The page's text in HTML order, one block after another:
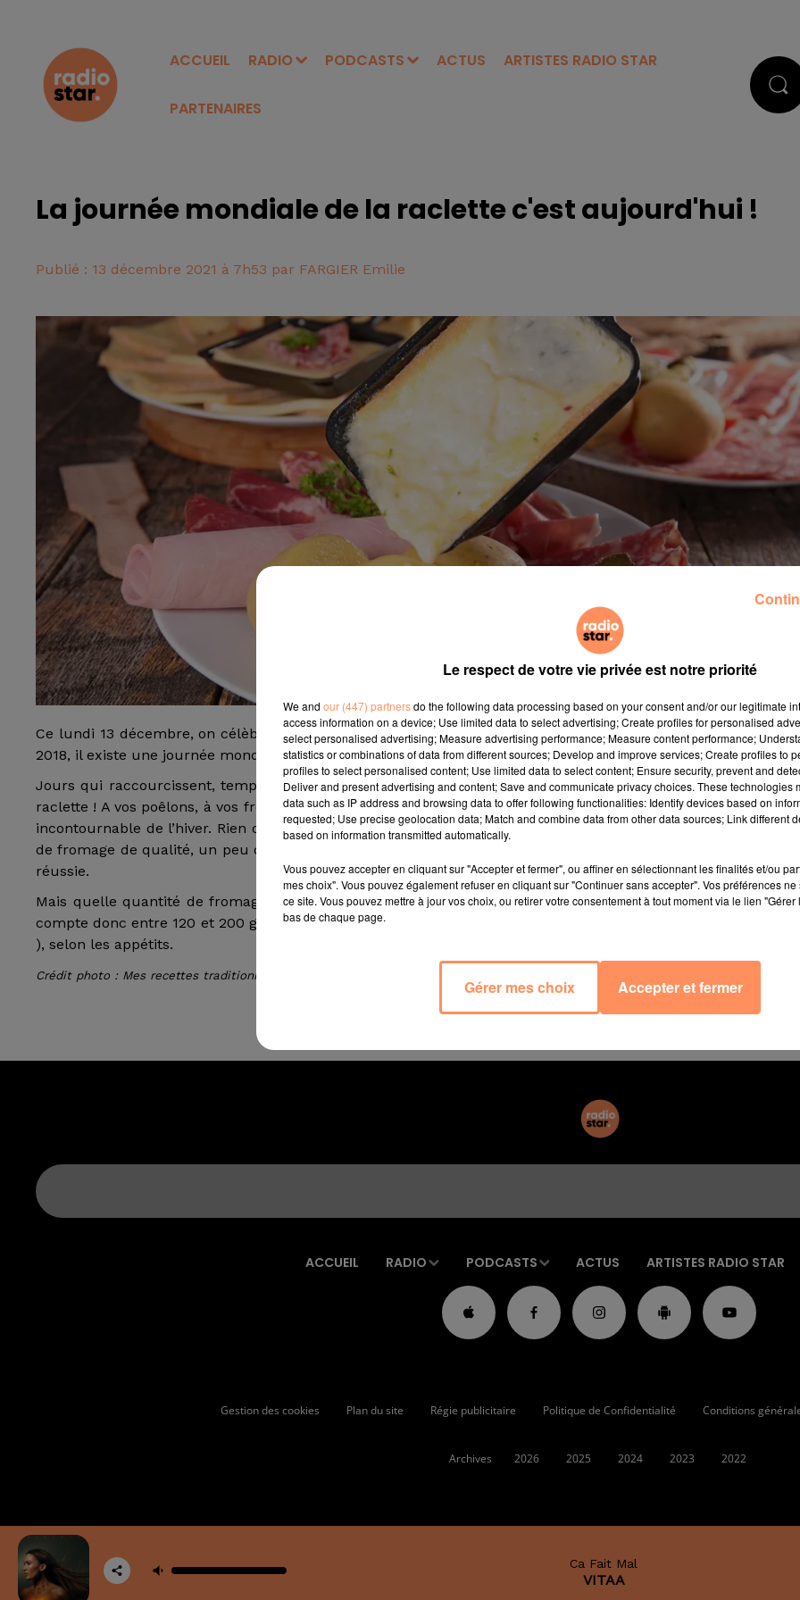
ACCUEIL RADIO PODCASTS ACTUS ARTISTES RADIO STAR
PARTENAIRES
La journée mondiale de la raclette c'est aujourd'hui !
Publié : 13 décembre 2021 à 7h53 par FARGIER Emilie
Ce lundi 13 décembre, on célèbre la journée mondiale de la raclette… Eh oui ! Ce n’est pas une blague:
2018, il existe une journée mondiale de la raclette, cette recette à base de fromage que l’on ne présente plus.
Jours qui raccourcissent, températures qui chutent… Un espoir subsiste : celui de voir arriver la saison
raclette ! A vos poêlons, à vos fromages, à vos pommes de terre ! Plat convivial par excellence, la raclette est
incontournable de l’hiver. Rien de plus facile qu’une raclette, elle nous réchauffe le cœur et le ventre. Un
de fromage de qualité, un peu de charcuterie, une pomme de terre au four suffisent pour que votre soirée
réussie.
Mais quelle quantité de fromage doit-on prévoir ? Suivez l‘adage : mieux vaut prévoir trop que pas assez.
compte donc entre 120 et 200 g de fromage à raclette par personne (davantage, si on est en mode
), selon les appétits.
Crédit photo : Mes recettes traditionnelles
ACCUEIL RADIO PODCASTS ACTUS ARTISTES RADIO STAR
Ca Fait Mal
VITAA
Gestion des cookies Plan du site Régie publicitaire Politique de Confidentialité Conditions
Archives 2026 2025 2024 2023 2022
Le respect de votre vie privée est notre priorité
We and our (447) partnersdo the following data processing based on your consent and/or our legitimate
access information on a device; Use limited data to select advertising; Create profiles for personalised
select personalised advertising; Measure advertising performance; Measure content performance;
statistics or combinations of data from different sources; Develop and improve services; Create profiles to
profiles to select personalised content; Use limited data to select content; Ensure security, prevent and
Deliver and present advertising and content; Save and communicate privacy choices. These technologies
data such as IP address and browsing data to offer following functionalities: Identify devices based on
requested; Use precise geolocation data; Match and combine data from other data sources; Link different
based on information transmitted automatically.
Vous pouvez accepter en cliquant sur "Accepter et fermer", ou affiner en sélectionnant les finalités et/ou
mes choix". Vous pouvez également refuser en cliquant sur "Continuer sans accepter". Vos préférences
ce site. Vous pouvez mettre à jour vos choix, ou retirer votre consentement à tout moment via le lien
bas de chaque page.
Gérer mes choix Accepter et fermer